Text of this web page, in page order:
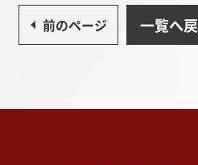
前のページ 一覧へ